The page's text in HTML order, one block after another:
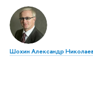
Шохин Александр